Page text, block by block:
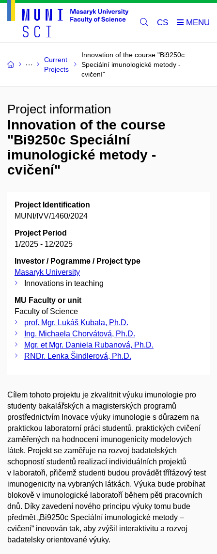
CS
Current
Projects
Innovation of the course "Bi9250c
Speciální imunologické metody -
cvičení"
Project information
Innovation of the course
"Bi9250c Speciální
imunologické metody -
cvičení"
Project Identification
MUNI/IVV/1460/2024
Project Period
1/2025 - 12/2025
Investor / Pogramme / Project type
Masaryk University
Innovations in teaching
MU Faculty or unit
Faculty of Science
prof. Mgr. Lukáš Kubala, Ph.D.
Ing. Michaela Chorvátová, Ph.D.
Mgr. et Mgr. Daniela Rubanová, Ph.D.
RNDr. Lenka Šindlerová, Ph.D.
Cílem tohoto projektu je zkvalitnit výuku imunologie pro
studenty bakalářských a magisterských programů
prostřednictvím Inovace výuky imunologie s důrazem na
praktickou laboratorní práci studentů. praktických cvičení
zaměřených na hodnocení imunogenicity modelových
látek. Projekt se zaměřuje na rozvoj badatelských
schopností studentů realizací individuálních projektů
v laboratoři, přičemž studenti budou provádět třífázový test
imunogenicity na vybraných látkách. Výuka bude probíhat
blokově v imunologické laboratoří během pěti pracovních
dnů. Díky zavedení nového principu výuky tomu bude
předmět „Bi9250c Speciální imunologické metody –
cvičení“ inovován tak, aby zvýšil interaktivitu a rozvoj
badatelsky orientované výuky.